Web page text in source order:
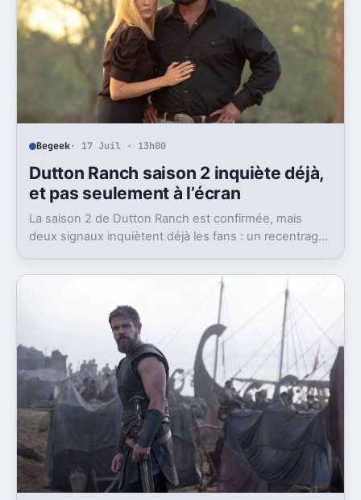
Begeek· 17 Juil · 13h00
Dutton Ranch saison 2 inquiète déjà,
et pas seulement à l’écran
La saison 2 de Dutton Ranch est confirmée, mais
deux signaux inquiètent déjà les fans : un recentrage